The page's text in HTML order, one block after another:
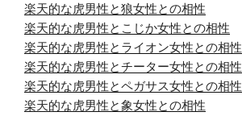
楽天的な虎男性と狼女性との相性
楽天的な虎男性とこじか女性との相性
楽天的な虎男性とライオン女性との相性
楽天的な虎男性とチーター女性との相性
楽天的な虎男性とペガサス女性との相性
楽天的な虎男性と象女性との相性